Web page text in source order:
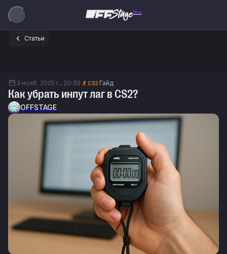
Beta
Статьи
3 нояб. 2025 г., 20:30 CS2 Гайд
Как убрать инпут лаг в CS2?
OFFSTAGE